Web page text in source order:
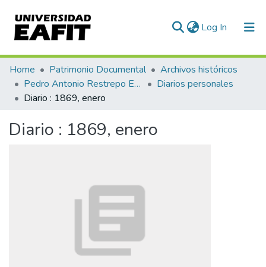
Log In (current)
Communities & Collections
All of DSpace
Home Patrimonio Documental
Archivos históricos
Pedro Antonio Restrepo Escovar
Diarios personales
Diario : 1869, enero
Diario : 1869, enero